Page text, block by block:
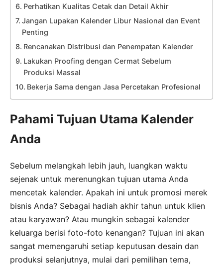
Perhatikan Kualitas Cetak dan Detail Akhir
Jangan Lupakan Kalender Libur Nasional dan Event
Penting
Rencanakan Distribusi dan Penempatan Kalender
Lakukan Proofing dengan Cermat Sebelum
Produksi Massal
Bekerja Sama dengan Jasa Percetakan Profesional
Pahami Tujuan Utama Kalender
Anda
Sebelum melangkah lebih jauh, luangkan waktu
sejenak untuk merenungkan tujuan utama Anda
mencetak kalender. Apakah ini untuk promosi merek
bisnis Anda? Sebagai hadiah akhir tahun untuk klien
atau karyawan? Atau mungkin sebagai kalender
keluarga berisi foto-foto kenangan? Tujuan ini akan
sangat memengaruhi setiap keputusan desain dan
produksi selanjutnya, mulai dari pemilihan tema,